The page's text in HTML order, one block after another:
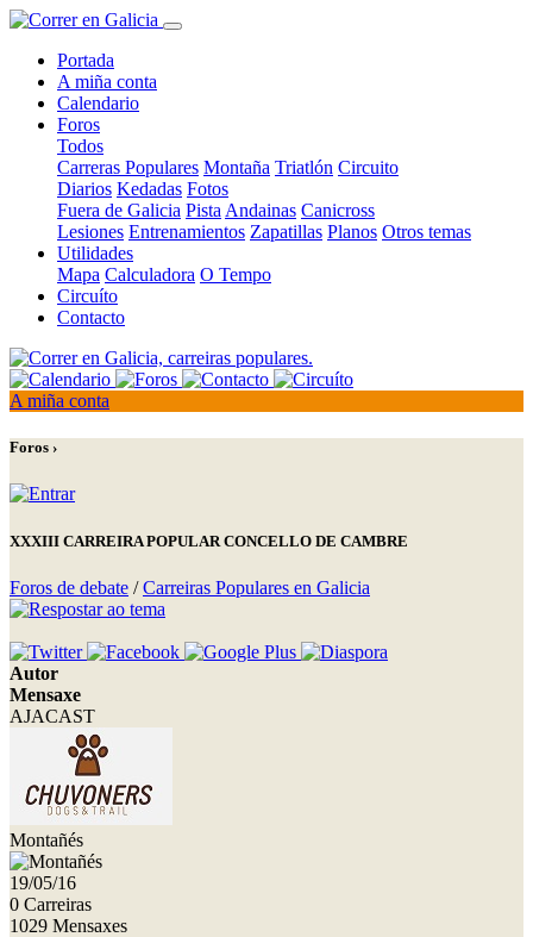
Portada
A miña conta
Calendario
Foros
Todos
Carreras Populares Montaña Triatlón Circuito
Diarios Kedadas Fotos
Fuera de Galicia Pista Andainas Canicross
Lesiones Entrenamientos Zapatillas Planos Otros temas
Utilidades
Mapa Calculadora O Tempo
Circuíto
Contacto
A miña conta
Foros ›
XXXIII CARREIRA POPULAR CONCELLO DE CAMBRE
Foros de debate /Carreiras Populares en Galicia
Autor
Mensaxe
AJACAST
Montañés
19/05/16
0 Carreiras
1029 Mensaxes